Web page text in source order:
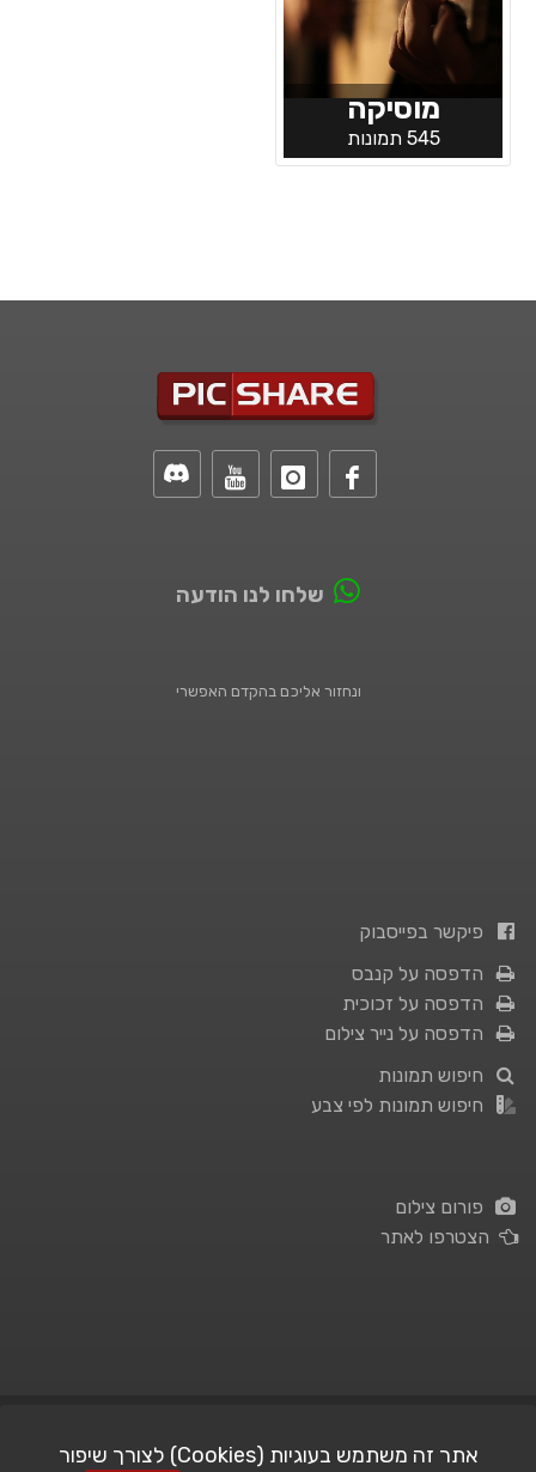
מוסיקה
545 תמונות
שלחו לנו הודעה
ונחזור אליכם בהקדם האפשרי
פיקשר בפייסבוק
הדפסה על קנבס
הדפסה על זכוכית
הדפסה על נייר צילום
חיפוש תמונות
חיפוש תמונות לפי צבע
פורום צילום
הצטרפו לאתר
אתר זה משתמש בעוגיות (Cookies) לצורך שיפור